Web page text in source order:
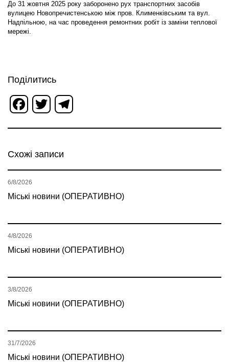
До 31 жовтня 2025 року заборонено рух транспортних засобів
вулицею Новопречистенською між пров. Клименківським та вул.
Надпільною, на час проведення ремонтних робіт із заміни теплової
мережі.
Поділитись
Facebook
Twitter
Схожі записи
Міські новини (ОПЕРАТИВНО)
6/8/2026
Міські новини (ОПЕРАТИВНО)
4/8/2026
Міські новини (ОПЕРАТИВНО)
3/8/2026
Міські новини (ОПЕРАТИВНО)
31/7/2026